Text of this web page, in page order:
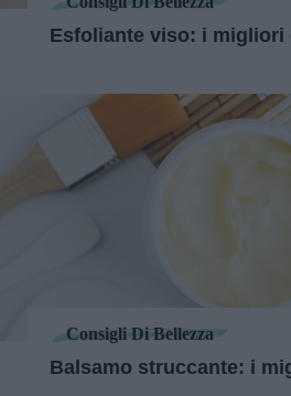
Esfoliante viso: i migliori
Consigli Di Bellezza
Balsamo struccante: i